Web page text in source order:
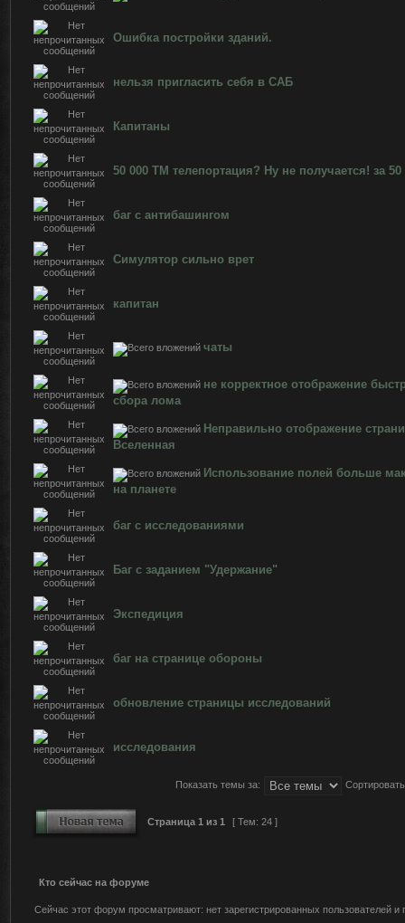
Ошибка постройки зданий.
нельзя пригласить себя в САБ
Капитаны
50 000 ТМ телепортация? Ну не получается! за
баг с антибашингом
Симулятор сильно врет
капитан
чаты
не корректное отображение
сбора лома
Неправильно отображение
Вселенная
Использование полей больше
на планете
баг с исследованиями
Баг с заданием "Удержание"
Экспедиция
баг на странице обороны
обновление страницы исследований
исследования
Показать темы за:
Страница 1 из 1 [ Тем: 24 ]
Кто сейчас на форуме
Сейчас этот форум просматривают: нет зарегистрированных пользователей и